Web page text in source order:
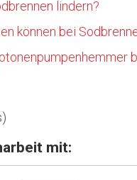
lindern?
können bei
mit: